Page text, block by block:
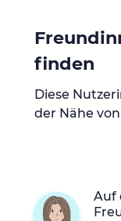
finden
Diese
der Nähe
Auf